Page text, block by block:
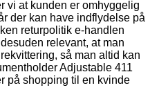
vi at kunden er omhyggelig
der kan have indflydelse på
returpolitik e-handlen
relevant, at man
så man altid kan
Adjustable 411
på shopping til en kvinde